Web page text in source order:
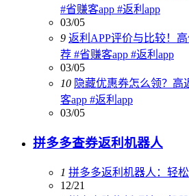
#省赚客app #返利app
03/05
9 返利APP评价与比较！
荐 #省赚客app #返利app
03/05
10 隐藏优惠券怎么领？高
客app #返利app
03/05
拼多多查券返利机器人
1 拼多多返利机器人：轻
12/21